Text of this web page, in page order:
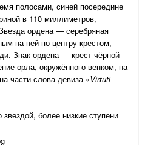
полосами, синей посередине
в 110 миллиметров,
ордена — серебряная
на ней по центру крестом,
Знак ордена — крест чёрной
орла, окружённого венком, на
части слова девиза «Virtuti
более низкие ступени